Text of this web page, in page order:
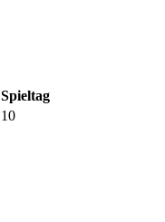
Spieltag
10